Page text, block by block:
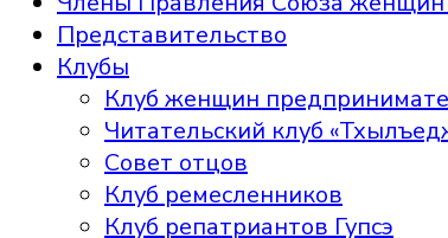
Представительство
Клубы
Клуб женщин
Читательский клуб
Совет отцов
Клуб ремесленников
Клуб репатриантов Гупсэ